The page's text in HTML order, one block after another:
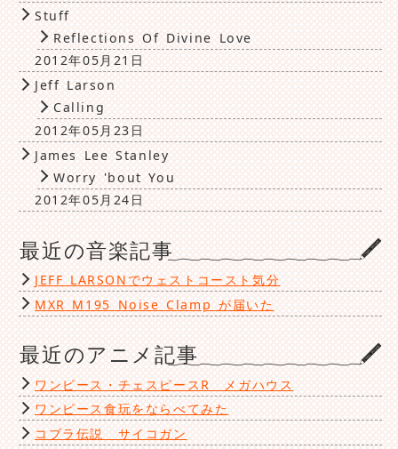
Stuff
Reflections Of Divine Love
2012年05月21日
Jeff Larson
Calling
2012年05月23日
James Lee Stanley
Worry 'bout You
2012年05月24日
最近の音楽記事
JEFF LARSONでウェストコースト気分
MXR M195 Noise Clamp が届いた
最近のアニメ記事
ワンピース・チェスピースR メガハウス
ワンピース食玩をならべてみた
コブラ伝説 サイコガン